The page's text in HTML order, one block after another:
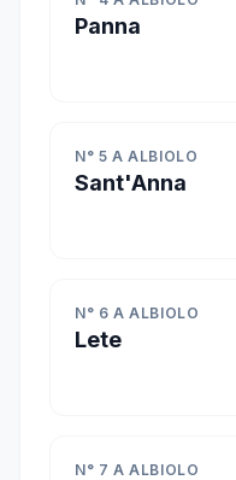
Panna
N° 5 A ALBIOLO
Sant'Anna
N° 6 A ALBIOLO
Lete
N° 7 A ALBIOLO